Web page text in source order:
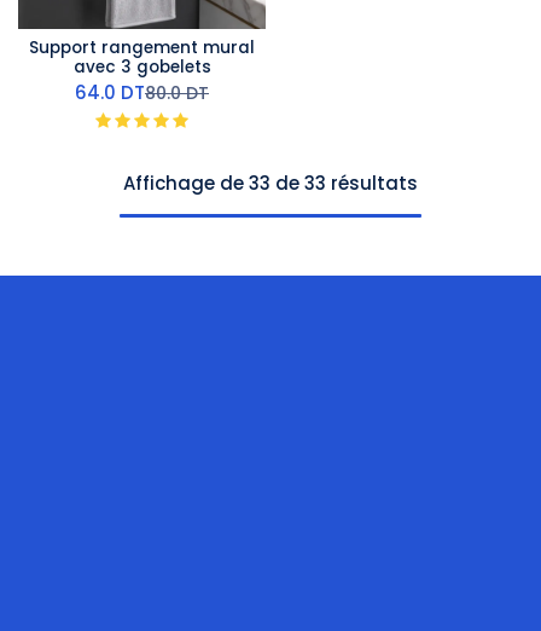
Support rangement mural
avec 3 gobelets
64.0 DT80.0DT
Affichage de 33 de 33 résultats